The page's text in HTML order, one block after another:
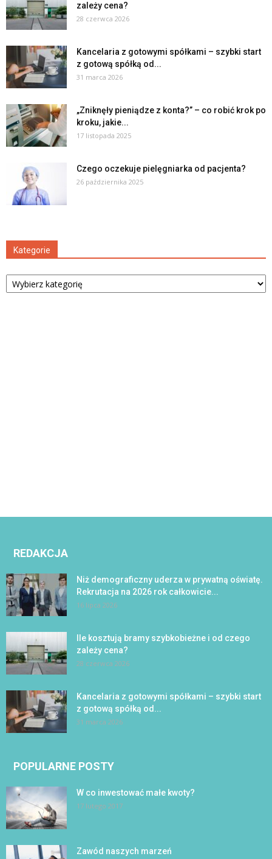
zależy cena?
28 czerwca 2026
Kancelaria z gotowymi spółkami – szybki start
z gotową spółką od...
31 marca 2026
„Zniknęły pieniądze z konta?” – co robić krok po
kroku, jakie...
17 listopada 2025
Czego oczekuje pielęgniarka od pacjenta?
26 października 2025
Kategorie
Kategorie
REDAKCJA
Niż demograficzny uderza w prywatną oświatę.
Rekrutacja na 2026 rok całkowicie...
16 lipca 2026
Ile kosztują bramy szybkobieżne i od czego
zależy cena?
28 czerwca 2026
Kancelaria z gotowymi spółkami – szybki start
z gotową spółką od...
31 marca 2026
POPULARNE POSTY
W co inwestować małe kwoty?
17 lutego 2017
Zawód naszych marzeń